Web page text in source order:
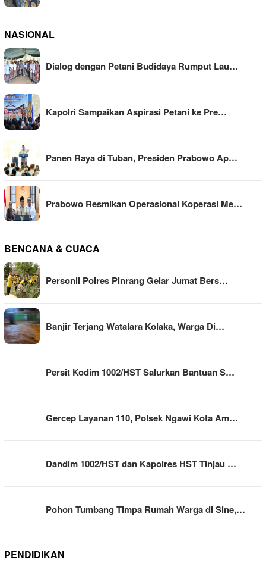
NASIONAL
Dialog dengan Petani Budidaya Rumput Lau…
Kapolri Sampaikan Aspirasi Petani ke Pre…
Panen Raya di Tuban, Presiden Prabowo Ap…
Prabowo Resmikan Operasional Koperasi Me…
BENCANA & CUACA
Personil Polres Pinrang Gelar Jumat Bers…
Banjir Terjang Watalara Kolaka, Warga Di…
Persit Kodim 1002/HST Salurkan Bantuan S…
Gercep Layanan 110, Polsek Ngawi Kota Am…
Dandim 1002/HST dan Kapolres HST Tinjau …
Pohon Tumbang Timpa Rumah Warga di Sine,…
PENDIDIKAN